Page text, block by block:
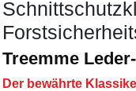
Treemme
Der bewährte